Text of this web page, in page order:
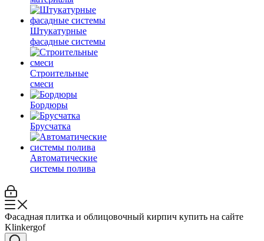
Штукатурные
фасадные системы
Строительные
смеси
Бордюры
Брусчатка
Автоматические
системы полива
Фасадная плитка и облицовочный кирпич купить на сайте
Klinkergof